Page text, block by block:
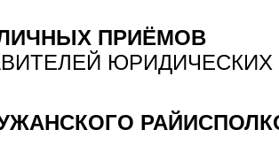
ПРИЁМОВ
ЮРИДИЧЕСКИХ